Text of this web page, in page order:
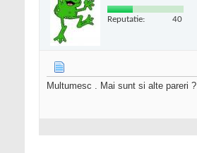
Reputatie: 40
Multumesc . Mai sunt si alte pareri ?